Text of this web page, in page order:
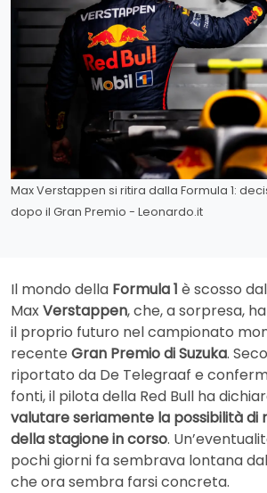
Max Verstappen si ritira dalla Formula 1:
dopo il Gran Premio - Leonardo.it
Il mondo della Formula 1 è scosso
MaxVerstappen, che, a sorpresa,
il proprio futuro nel campionato
recente Gran Premio di Suzuka.
riportato da De Telegraaf e
fonti, il pilota della Red Bull ha
valutare seriamente la possibilità di
della stagione in corso.
pochi giorni fa sembrava lontana
che ora sembra farsi concreta.